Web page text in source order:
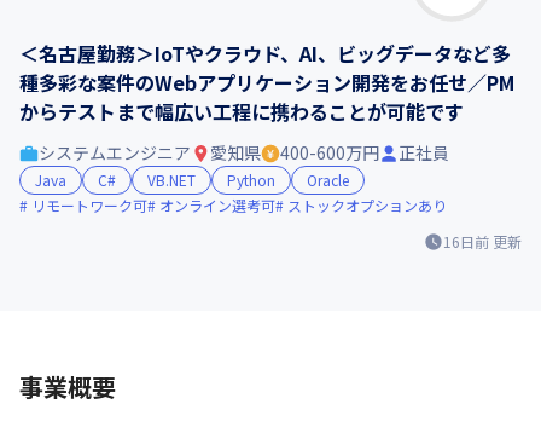
＜名古屋勤務＞IoTやクラウド、AI、ビッグデータなど多
種多彩な案件のWebアプリケーション開発をお任せ／PM
からテストまで幅広い工程に携わることが可能です
16日前 更新
システムエンジニア 愛知県 400-600万円 正社員
Java C# VB.NET Python
Oracle
リモートワーク可
オンライン選考可 ストックオプションあり
事業概要